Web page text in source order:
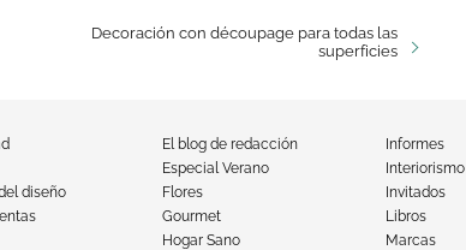
Decoración con découpage para todas las
superficies
diseño
El blog de redacción
Especial Verano
Flores
Gourmet
Hogar Sano
Informes
Interiorismo
Invitados
Libros
Marcas